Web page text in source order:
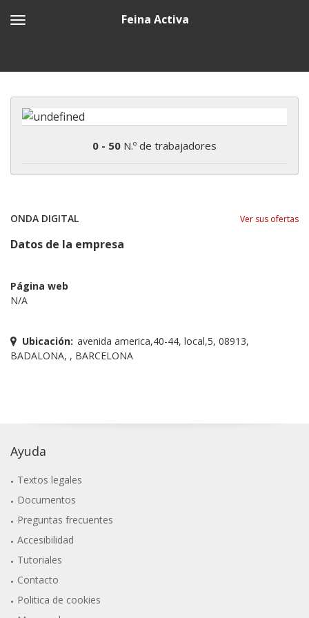
Feina Activa
0 - 50 N.º de trabajadores
ONDA DIGITAL Ver sus ofertas
Datos de la empresa
Página web
N/A
Ubicación: avenida america,40-44, local,5, 08913,
BADALONA, , BARCELONA
Ayuda
Textos legales
Documentos
Preguntas frecuentes
Accesibilidad
Tutoriales
Contacto
Politica de cookies